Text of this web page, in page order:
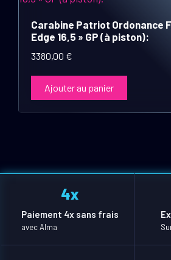
Carabine Patriot Ordonance
Edge 16,5 » GP (à piston):
3380,00 €
Ajouter au panier
Paiement 4x sans frais
avec Alma